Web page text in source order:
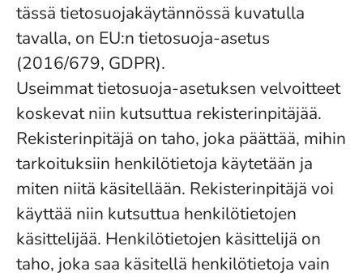
tässä tietosuojakäytännössä kuvatulla
tavalla, on EU:n tietosuoja-asetus
(2016/679, GDPR).
Useimmat tietosuoja-asetuksen velvoitteet
koskevat niin kutsuttua rekisterinpitäjää.
Rekisterinpitäjä on taho, joka päättää, mihin
tarkoituksiin henkilötietoja käytetään ja
miten niitä käsitellään. Rekisterinpitäjä voi
käyttää niin kutsuttua henkilötietojen
käsittelijää. Henkilötietojen käsittelijä on
taho, joka saa käsitellä henkilötietoja vain